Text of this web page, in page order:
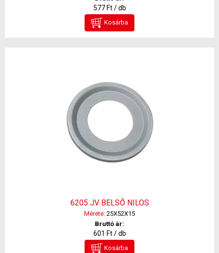
577 Ft / db
Kosárba
6205 JV BELSŐ NILOS
Mérete: 25X52X15
Bruttó ár:
601 Ft / db
Kosárba